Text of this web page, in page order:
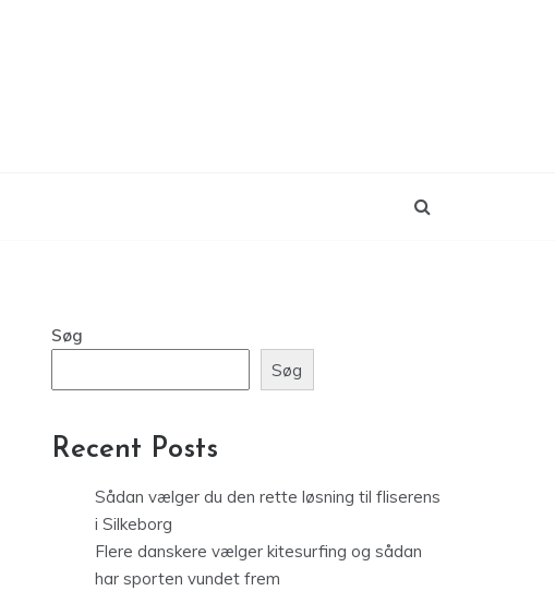
Søg
Søg
Recent Posts
Sådan vælger du den rette løsning til fliserens
i Silkeborg
Flere danskere vælger kitesurfing og sådan
har sporten vundet frem